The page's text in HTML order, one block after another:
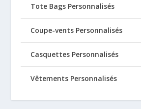
Tote Bags Personnalisés
Coupe-vents Personnalisés
Casquettes Personnalisés
Vêtements Personnalisés